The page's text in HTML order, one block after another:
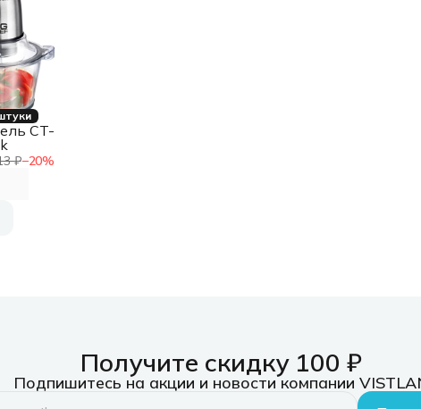
₽−20%
CT-
Получите скидку 100 ₽
Подпишитесь на акции и новости компании